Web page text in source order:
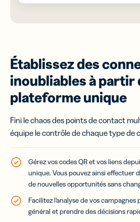
Établissez des
inoubliables à partir
plateforme unique
Fini le chaos des points de contact
équipe le contrôle de chaque type de
Gérez vos codes QR et vos liens
unique. Vous pouvez ainsi effectuer
de nouvelles opportunités sans
Facilitez l’analyse de vos
général et prendre des décisions